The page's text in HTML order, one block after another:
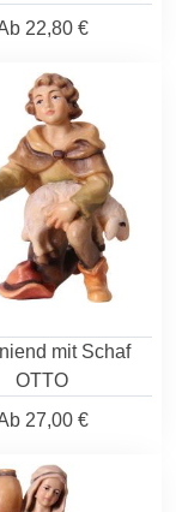
22,80 €
mit Schaf
OTTO
27,00 €